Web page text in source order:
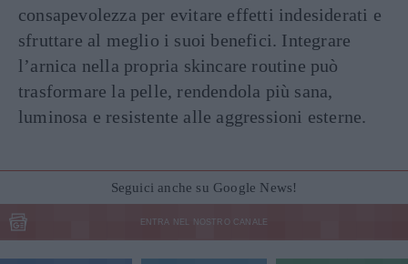
consapevolezza per evitare effetti indesiderati e
sfruttare al meglio i suoi benefici. Integrare
l’arnica nella propria skincare routine può
trasformare la pelle, rendendola più sana,
luminosa e resistente alle aggressioni esterne.
Seguici anche su Google News!
ENTRA NEL NOSTRO CANALE